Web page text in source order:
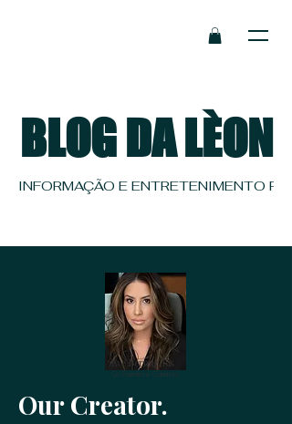
BLOG DA LÈON
INFORMAÇÃO E ENTRETENIMENTO
Eve Bernardes
Co-Founder e Colunista
Our Creator.